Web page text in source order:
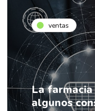
ventas
La
algunos